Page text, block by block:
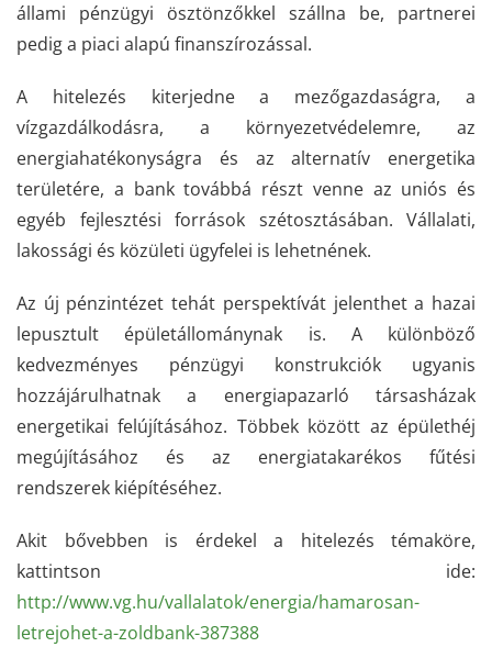
állami pénzügyi ösztönzőkkel szállna be, partnerei
pedig a piaci alapú finanszírozással.
A hitelezés kiterjedne a mezőgazdaságra, a
vízgazdálkodásra, a környezetvédelemre, az
energiahatékonyságra és az alternatív energetika
területére, a bank továbbá részt venne az uniós és
egyéb fejlesztési források szétosztásában. Vállalati,
lakossági és közületi ügyfelei is lehetnének.
Az új pénzintézet tehát perspektívát jelenthet a hazai
lepusztult épületállománynak is. A különböző
kedvezményes pénzügyi konstrukciók ugyanis
hozzájárulhatnak a energiapazarló társasházak
energetikai felújításához. Többek között az épülethéj
megújításához és az energiatakarékos fűtési
rendszerek kiépítéséhez.
Akit bővebben is érdekel a hitelezés témaköre,
kattintson ide:
http://www.vg.hu/vallalatok/energia/hamarosan-
letrejohet-a-zoldbank-387388